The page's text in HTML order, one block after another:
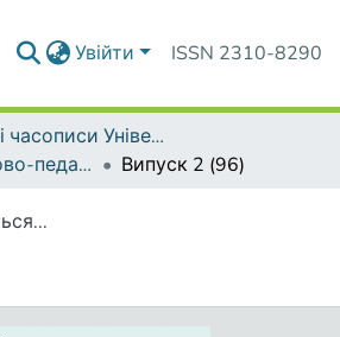
Увійти ISSN 2310-8290
Наукові часописи Університету
Серія 15. Науково-педагогічні проблеми фізичної культури (фізична культура і спорт)
Випуск 2 (96)